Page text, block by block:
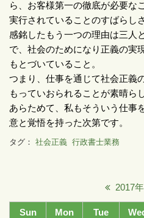
2017
Sun Mon Tue
ら、お客様第一の徹底が必要な
実行されていることのすばらし
感銘したもう一つの理由は三人
で、社会のためになり正義の実
もとづいていること。
つまり、仕事を通じて社会正義
もっていおられることが素晴ら
あらためて、私もそういう仕事
意と覚悟を持った次第です。
タグ： 社会正義 行政書士業務